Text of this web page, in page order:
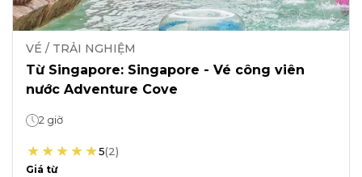
VÉ / TRẢI NGHIỆM
Từ Singapore: Singapore - Vé công viên
nước Adventure Cove
2 giờ
5(2)
Giá từ